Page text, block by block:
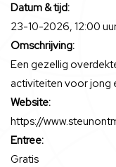
Datum & tijd:
23-10-2026, 12:00
Omschrijving:
Een gezellig
activiteiten voor jong
Website:
https://
Entree:
Gratis